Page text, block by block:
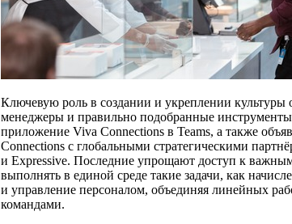
Ключевую роль в создании и укреплении культуры
менеджеры и правильно подобранные
приложение Viva Connections в Teams, а также
Connections с глобальными стратегическими
и Expressive. Последние упрощают доступ к
выполнять в единой среде такие задачи, как
и управление персоналом, объединяя линейных
командами.